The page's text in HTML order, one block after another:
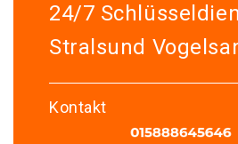
24/7
Stralsund
Kontakt